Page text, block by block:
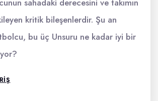
sahadaki derecesini ve takımın
kritik bileşenlerdir. Şu an
bu üç Unsuru ne kadar iyi bir